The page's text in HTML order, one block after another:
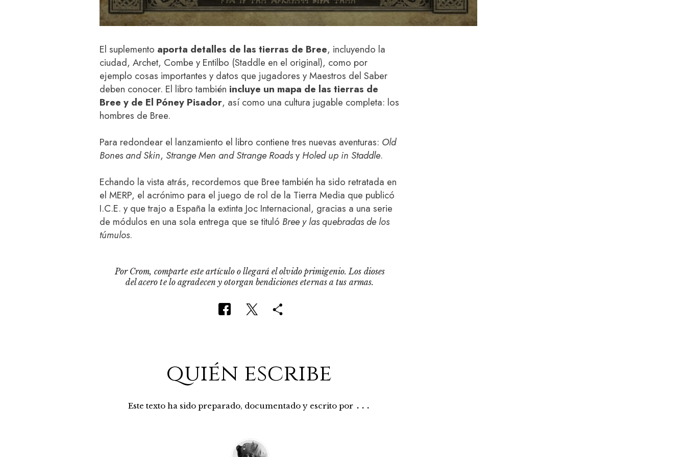
El suplemento aporta detalles de las tierras de Bree, incluyendo la
ciudad, Archet, Combe y Entilbo (Staddle en el original), como por
ejemplo cosas importantes y datos que jugadores y Maestros del Saber
deben conocer. El libro también incluye un mapa de las tierras de
Bree y de El Póney Pisador, así como una cultura jugable completa: los
hombres de Bree.
Para redondear el lanzamiento el libro contiene tres nuevas aventuras: Old
Bones and Skin, Strange Men and Strange Roadsy Holed up in Staddle.
Echando la vista atrás, recordemos que Bree también ha sido retratada en
el MERP, el acrónimo para el juego de rol de la Tierra Media que publicó
I.C.E. y que trajo a España la extinta Joc Internacional, gracias a una serie
de módulos en una sola entrega que se tituló Bree y las quebradas de los
túmulos.
Por Crom, comparte este artículo o llegará el olvido primigenio. Los dioses
del acero te lo agradecen y otorgan bendiciones eternas a tus armas.
quién escribe
Este texto ha sido preparado, documentado y escrito por ...